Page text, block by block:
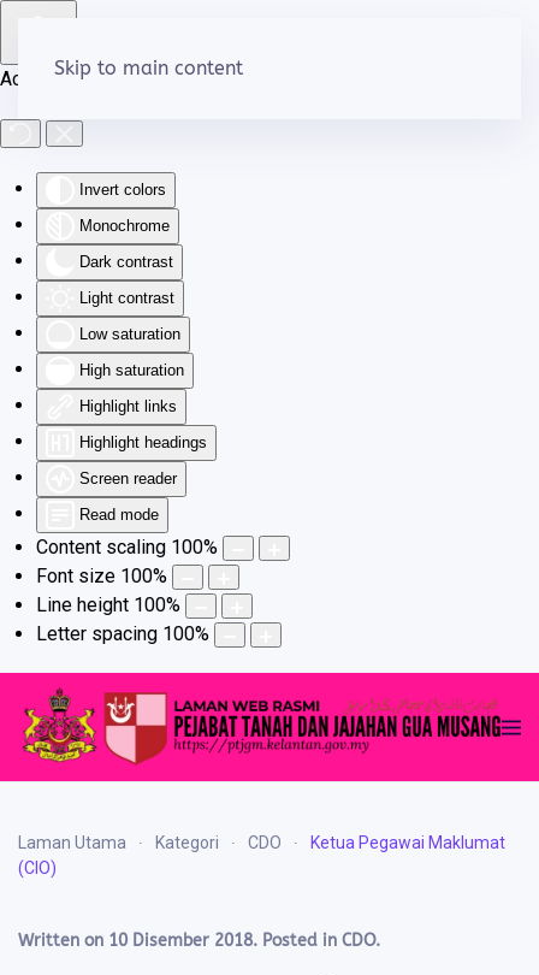
Accessibility Tools
Invert colors
Monochrome
Dark contrast
Light contrast
Low saturation
High saturation
Highlight links
Highlight headings
Screen reader
Read mode
Content scaling 100%
Font size 100%
Line height 100%
Letter spacing 100%
Skip to main content
Laman Utama Kategori CDO
Ketua Pegawai Maklumat
(CIO)
Written on 10 Disember 2018. Posted in CDO.